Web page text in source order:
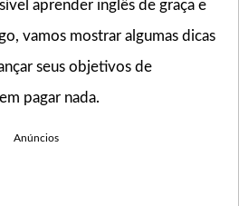
aprender inglês de graça e
vamos mostrar algumas dicas
seus objetivos de
pagar nada.
Anúncios